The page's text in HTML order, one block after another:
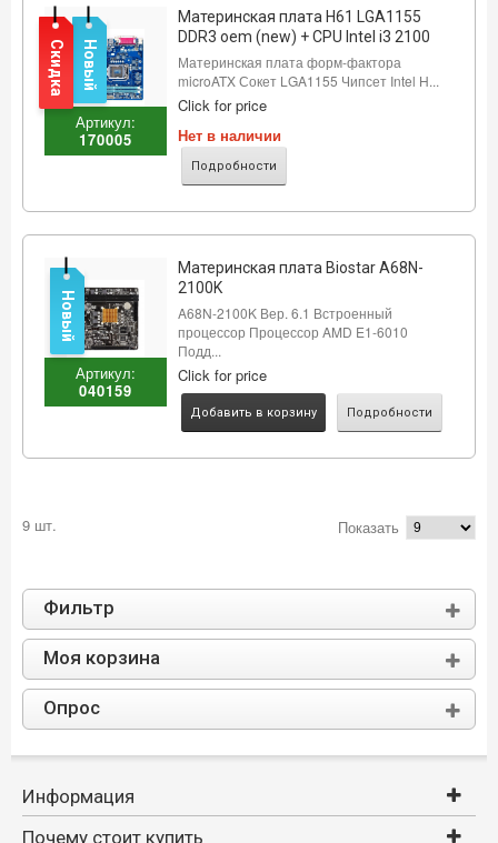
Артикул:
170005
Материнская плата H61 LGA1155
DDR3 oem (new) + CPU Intel i3 2100
Материнская плата форм-фактора
microATX Сокет LGA1155 Чипсет Intel H...
Click for price
Нет в наличии
Подробности
Новый
Скидка
Артикул:
040159
Материнская плата Biostar A68N-
2100K
A68N-2100K Вер. 6.1 Встроенный
процессор Процессор AMD E1-6010
Подд...
Click for price
Добавить в корзину Подробности
Новый
9 шт. Показать
Фильтр
Моя корзина
Опрос
Информация
Почему стоит купить